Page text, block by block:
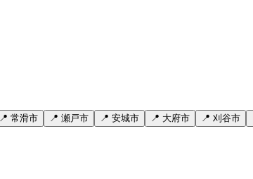
📍 常滑市 📍 瀬戸市 📍 安城市 📍 大府市 📍 刈谷市